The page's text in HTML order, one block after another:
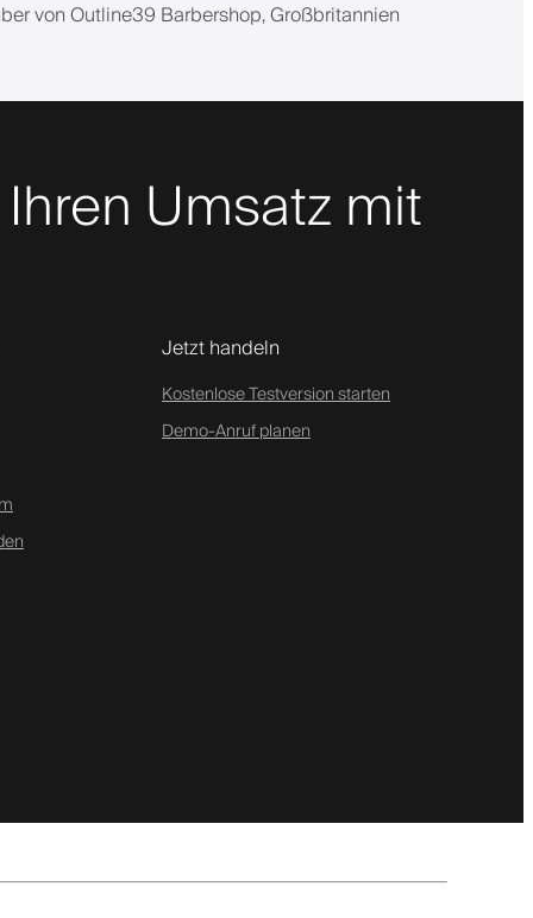
von Outline39 Barbershop, Großbritannien
Umsatz mit
Jetzt handeln
Kostenlose Testversion starten
Demo-Anruf planen